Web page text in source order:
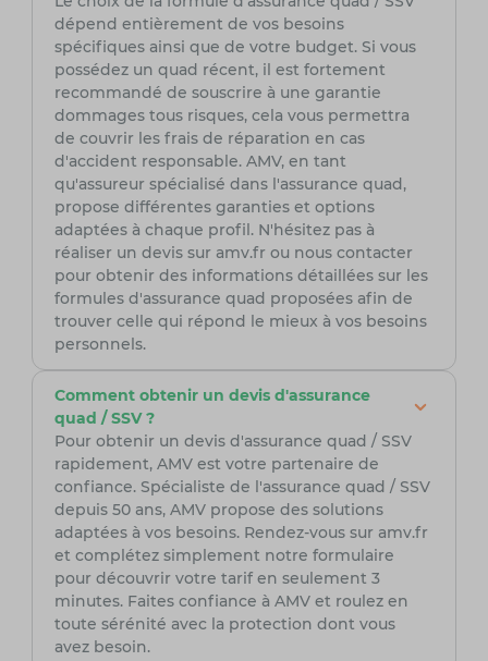
dépend entièrement de vos besoins
spécifiques ainsi que de votre budget. Si vous
possédez un quad récent, il est fortement
recommandé de souscrire à une garantie
dommages tous risques, cela vous permettra
de couvrir les frais de réparation en cas
d'accident responsable. AMV, en tant
qu'assureur spécialisé dans l'assurance quad,
propose différentes garanties et options
adaptées à chaque profil. N'hésitez pas à
réaliser un devis sur amv.fr ou nous contacter
pour obtenir des informations détaillées sur les
formules d'assurance quad proposées afin de
trouver celle qui répond le mieux à vos besoins
personnels.
Comment obtenir un devis d'assurance
quad / SSV ?
Pour obtenir un devis d'assurance quad / SSV
rapidement, AMV est votre partenaire de
confiance. Spécialiste de l'assurance quad / SSV
depuis 50 ans, AMV propose des solutions
adaptées à vos besoins. Rendez-vous sur amv.fr
et complétez simplement notre formulaire
pour découvrir votre tarif en seulement 3
minutes. Faites confiance à AMV et roulez en
toute sérénité avec la protection dont vous
avez besoin.